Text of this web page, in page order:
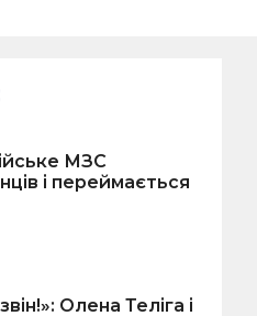
МЗС
і переймається
Олена Теліга і